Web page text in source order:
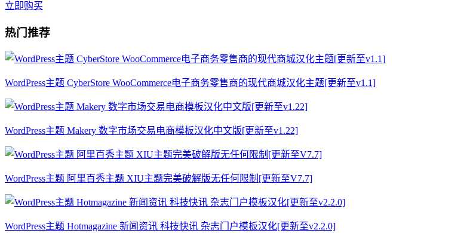
立即购买
热门推荐
WordPress主题 CyberStore WooCommerce电子商务零售商的现代商城汉化主题[更新至v1.1]
WordPress主题 Makery 数字市场交易电商模板汉化中文版[更新至v1.22]
WordPress主题 阿里百秀主题 XIU主题完美破解版无任何限制[更新至V7.7]
WordPress主题 Hotmagazine 新闻资讯 科技快讯 杂志门户模板汉化[更新至v2.2.0]